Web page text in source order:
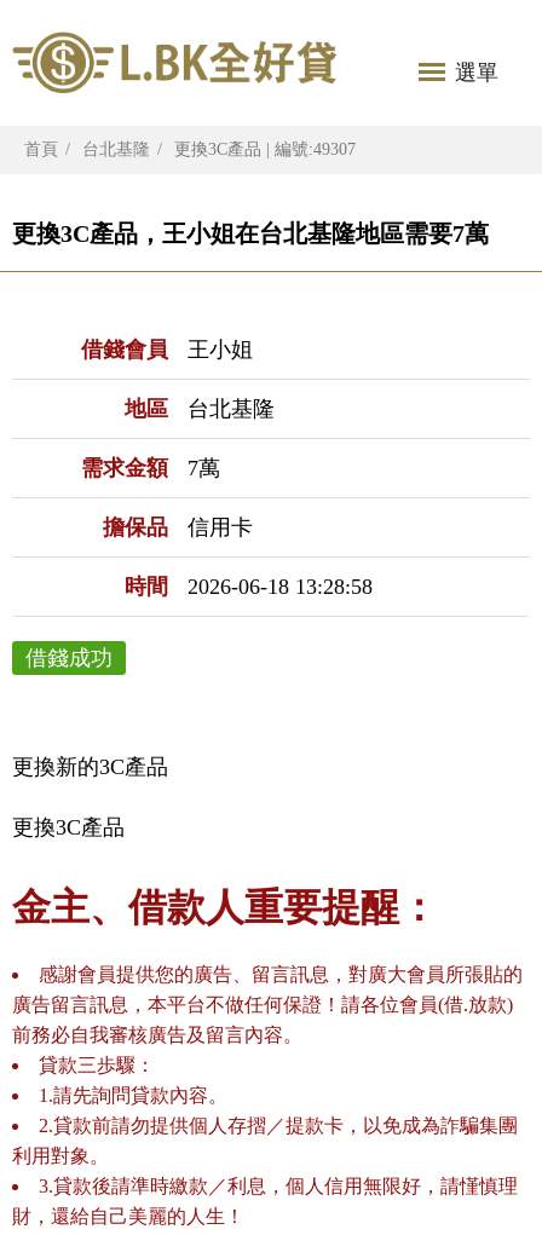
選單
首頁 台北基隆 更換3C產品 | 編號:49307
更換3C產品，王小姐在台北基隆地區需要7萬
借錢會員 王小姐
地區 台北基隆
需求金額 7萬
擔保品 信用卡
時間 2026-06-18 13:28:58
借錢成功
更換新的3C產品
更換3C產品
金主、借款人重要提醒：
感謝會員提供您的廣告、留言訊息，對廣大會員所張貼的
廣告留言訊息，本平台不做任何保證！請各位會員(借.放款)
前務必自我審核廣告及留言內容。
貸款三歩驟：
1.請先詢問貸款內容。
2.貸款前請勿提供個人存摺／提款卡，以免成為詐騙集團
利用對象。
3.貸款後請準時繳款／利息，個人信用無限好，請慬慎理
財，還給自己美麗的人生！